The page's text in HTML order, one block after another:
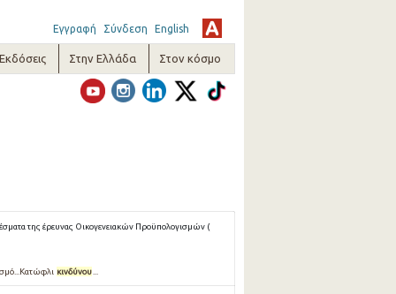
Εγγραφή Σύνδεση English
Στην Ελλάδα Στον κόσμο
της έρευνας Οικογενειακών Προϋπολογισμών (
κινδύνου...